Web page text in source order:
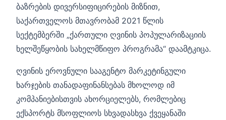
ბაზრების დივერსიფიცირების მიზნით,
საქართველოს მთავრობამ 2021 წლის
სექტემბერში „ქართული ღვინის პოპულარიზაციის
ხელშეწყობის სახელმწიფო პროგრამა“ დაამტკიცა.
ღვინის ეროვნული სააგენტო მარკეტინგული
ხარჯების თანადაფინანსებას მხოლოდ იმ
კომპანიებისთვის ახორციელებს, რომლებიც
ექსპორტს მსოფლიოს სხვადასხვა ქვეყანაში